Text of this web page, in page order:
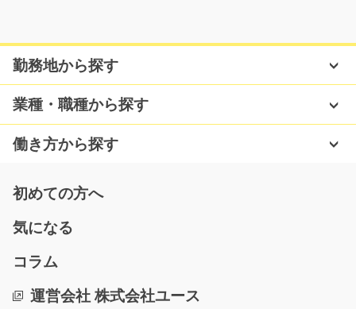
務をお願いします！…
長期（3ヶ月以上）
時給1400円
神奈川県大和市
小物商品の袋詰め/y03_01172
主にカー用品などの小さな電球やプラスチックの部品を
袋詰めしてもらうお…
長期（3ヶ月以上）
勤務地から探す
業種・職種から探す
働き方から探す
初めての方へ
気になる
コラム
運営会社 株式会社ユース